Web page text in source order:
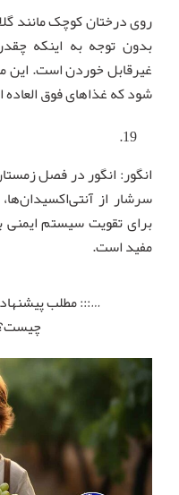
روی درختان کوچک مانند
بدون توجه به اینکه
غیرقابل خوردن است. این
شود که غذاهای فوق العاده
انگور: انگور در فصل
برای تقویت سیستم
مفید است.
…::: مطلب
چیست؟ (11